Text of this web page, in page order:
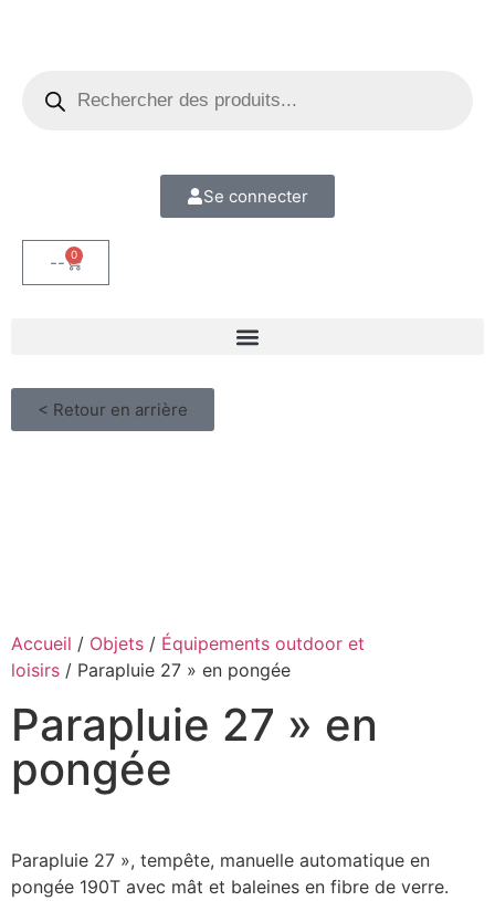
Se connecter
-- 0
< Retour en arrière
Accueil / Objets / Équipements outdoor et
loisirs / Parapluie 27 » en pongée
Parapluie 27 » en
pongée
Parapluie 27 », tempête, manuelle automatique en
pongée 190T avec mât et baleines en fibre de verre.